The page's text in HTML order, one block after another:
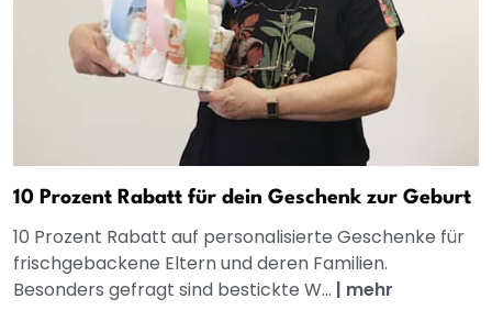
10 Prozent Rabatt für dein Geschenk zur Geburt
10 Prozent Rabatt auf personalisierte Geschenke für
frischgebackene Eltern und deren Familien.
Besonders gefragt sind bestickte W... | mehr